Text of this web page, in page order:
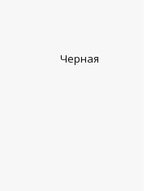
Черная